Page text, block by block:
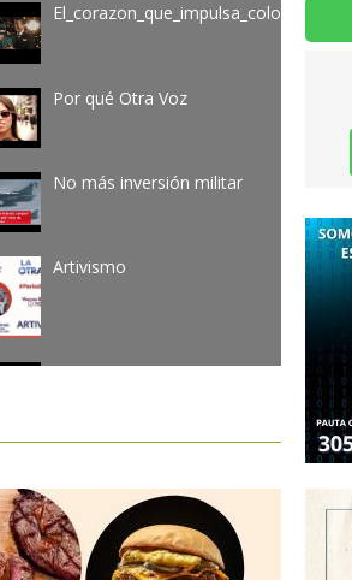
El_corazon_que_impulsa_colombia
Por qué Otra Voz
No más inversión militar
Artivismo
El corazon que mueve a